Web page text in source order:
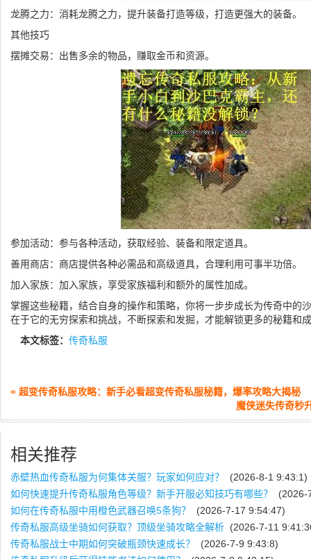
龙腾之力：消耗龙腾之力，提升装备打造等级，打造更强大的装备。
其他技巧
摆摊交易：出售多余的物品，赚取金币和资源。
参加活动：参与各种活动，获取经验、装备和限定道具。
善用商店：商店提供各种必需品和高级道具，合理利用可事半功倍。
加入家族：加入家族，享受家族福利和额外的属性加成。
掌握这些秘籍，结合自身的操作和策略，你将一步步成长为传奇中的
在于它的无穷探索和挑战，不断探索和发掘，才能解锁更多的秘籍和
本文标签： 传奇私服
« 超变传奇私服攻略：新手必看超变传奇私服秘籍，爆率攻略大揭秘
魔侠迷失传奇秒
相关推荐
赤壁热血传奇私服为何集体关服？玩家如何应对？
(2026-8-1 9:43:1)
如何快速提升传奇私服角色等级？新手开服必知技巧有哪些？
(2026-
如何在传奇私服中用橙色武器召唤5条狗？
(2026-7-17 9:54:47)
传奇私服高级坐骑如何获取？顶级坐骑攻略全解析 (2026-7-11
传奇私服战士中期如何突破瓶颈快速成长？
(2026-7-9 9:43:8)